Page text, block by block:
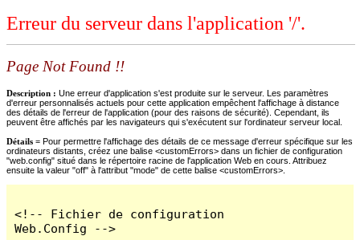
Erreur du serveur dans l'application '/'.
Page Not Found !!
Description : Une erreur d'application s'est produite sur le serveur. Les paramètres
d'erreur personnalisés actuels pour cette application empêchent l'affichage à distance
des détails de l'erreur de l'application (pour des raisons de sécurité). Cependant, ils
peuvent être affichés par les navigateurs qui s'exécutent sur l'ordinateur serveur local.
Détails = Pour permettre l'affichage des détails de ce message d'erreur spécifique sur les
ordinateurs distants, créez une balise <customErrors> dans un fichier de configuration
"web.config" situé dans le répertoire racine de l'application Web en cours. Attribuez
ensuite la valeur "off" à l'attribut "mode" de cette balise <customErrors>.
<!-- Fichier de configuration
Web.Config -->